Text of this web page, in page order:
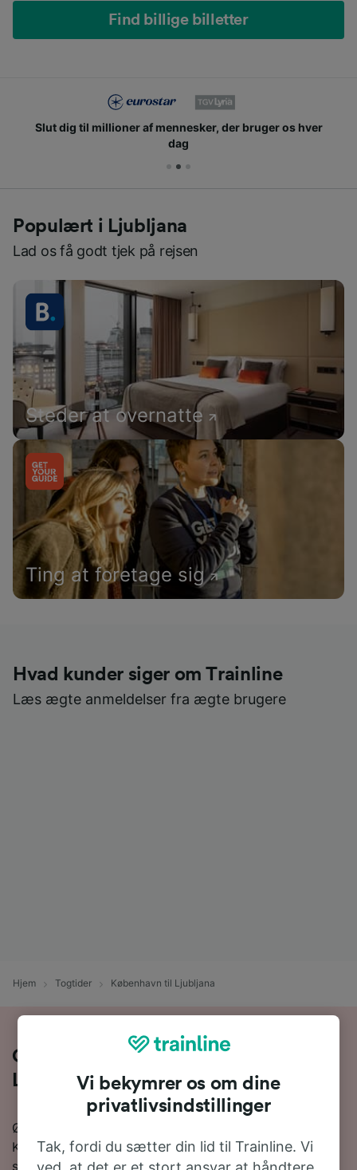
Find billige billetter
Slut dig til millioner af mennesker, der bruger os hver
dag
Populært i Ljubljana
Lad os få godt tjek på rejsen
Steder at overnatte
Ting at foretage sig
Hvad kunder siger om Trainline
Læs ægte anmeldelser fra ægte brugere
Hjem Togtider København til Ljubljana
Om togrejsen fra København til
Ljubljana
Ønsker du at finde ud af mere om at tage toget fra
København til Ljubljana? Så er du kommet til det rette
sted.
Vi bekymrer os om dine
privatlivsindstillinger
Tak, fordi du sætter din lid til Trainline. Vi